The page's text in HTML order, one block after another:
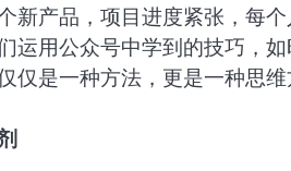
新产品，项目进度紧张，每
运用公众号中学到的技巧，
是一种方法，更是一种思维